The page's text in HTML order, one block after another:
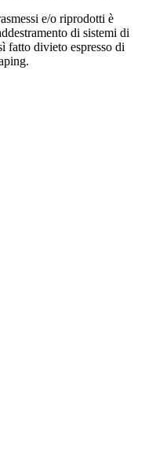
e/o riprodotti è
di sistemi di
fatto divieto espresso di